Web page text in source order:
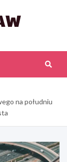
na południu